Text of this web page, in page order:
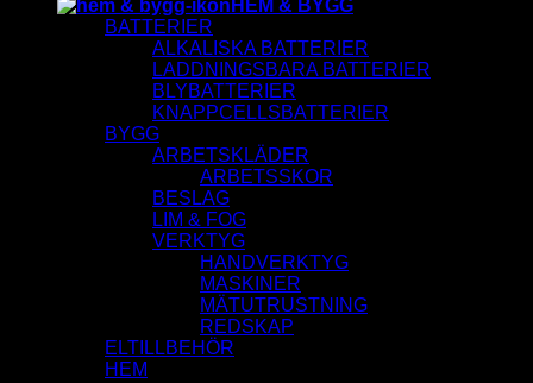
HEM & BYGG
BATTERIER
ALKALISKA BATTERIER
LADDNINGSBARA BATTERIER
BLYBATTERIER
KNAPPCELLSBATTERIER
BYGG
ARBETSKLÄDER
ARBETSSKOR
BESLAG
LIM & FOG
VERKTYG
HANDVERKTYG
MASKINER
MÄTUTRUSTNING
REDSKAP
ELTILLBEHÖR
HEM